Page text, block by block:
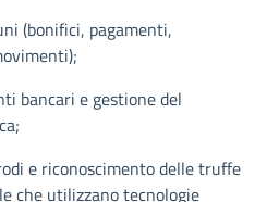
(bonifici, pagamenti,
bancari e gestione del
e riconoscimento delle truffe
che utilizzano tecnologie